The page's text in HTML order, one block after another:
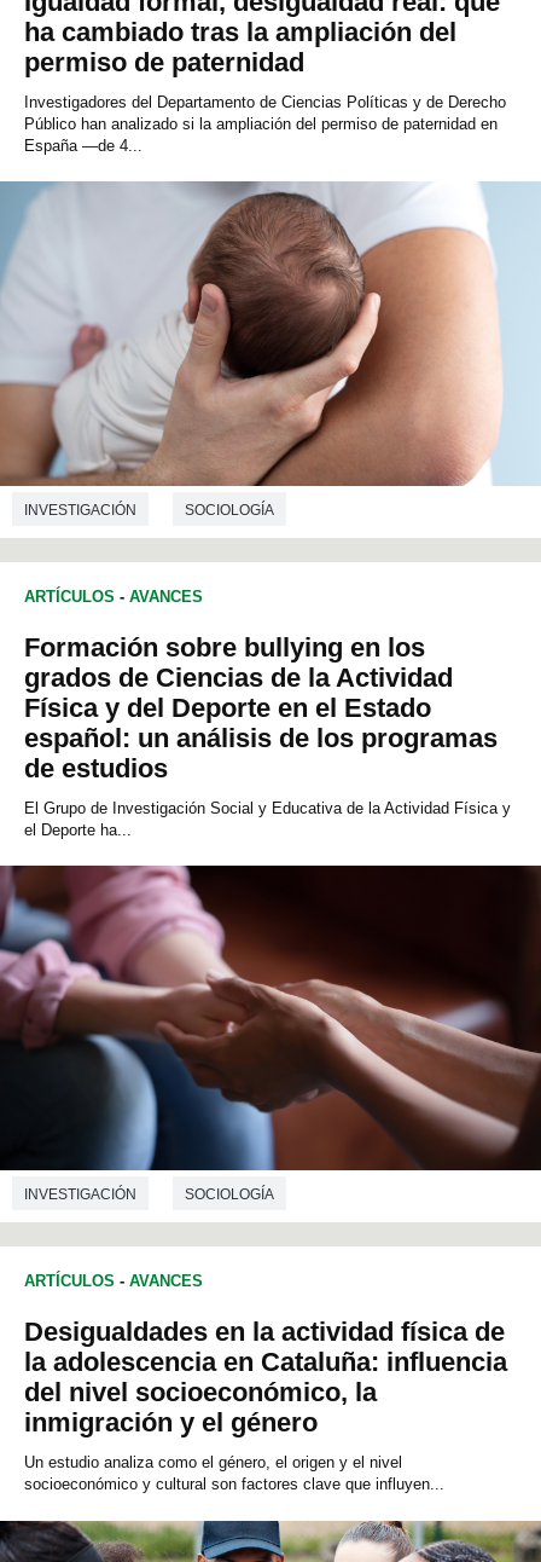
ha cambiado tras la ampliación del
permiso de paternidad
Investigadores del Departamento de Ciencias Políticas y de Derecho
Público han analizado si la ampliación del permiso de paternidad en
España —de 4...
INVESTIGACIÓN SOCIOLOGÍA
ARTÍCULOS - AVANCES
Formación sobre bullying en los
grados de Ciencias de la Actividad
Física y del Deporte en el Estado
español: un análisis de los programas
de estudios
El Grupo de Investigación Social y Educativa de la Actividad Física y
el Deporte ha...
INVESTIGACIÓN SOCIOLOGÍA
CIENCIAS DE LA EDUCACIÓN
ARTÍCULOS - AVANCES
Desigualdades en la actividad física de
la adolescencia en Cataluña: influencia
del nivel socioeconómico, la
inmigración y el género
Un estudio analiza como el género, el origen y el nivel
socioeconómico y cultural son factores clave que influyen...